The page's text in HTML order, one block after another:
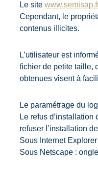
Le site
Cependant, le
contenus illicites.
L’utilisateur est
fichier de petite taille,
obtenues visent à
Le paramétrage du
Le refus
refuser l’installation
Sous Internet
Sous Netscape :